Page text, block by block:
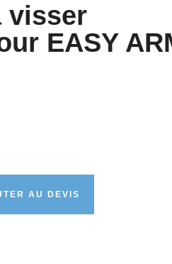
visser
EASY
AU DEVIS